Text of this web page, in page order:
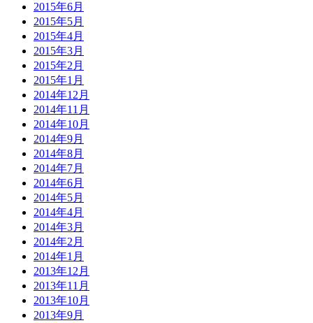
2015年6月
2015年5月
2015年4月
2015年3月
2015年2月
2015年1月
2014年12月
2014年11月
2014年10月
2014年9月
2014年8月
2014年7月
2014年6月
2014年5月
2014年4月
2014年3月
2014年2月
2014年1月
2013年12月
2013年11月
2013年10月
2013年9月